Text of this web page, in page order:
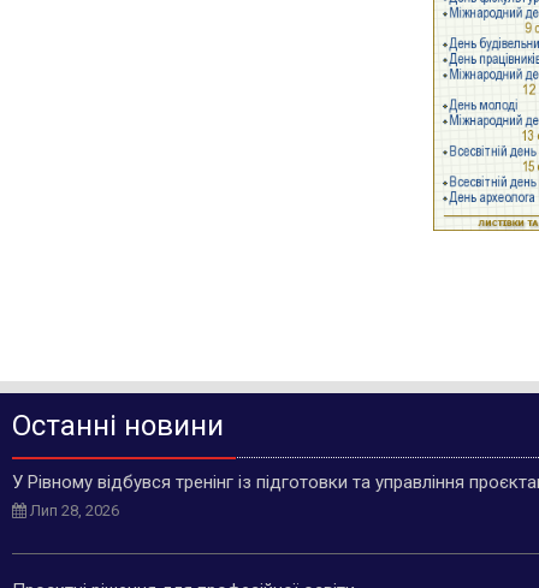
Останні новини
У Рівному відбувся тренінг із підготовки та управління
Лип 28, 2026